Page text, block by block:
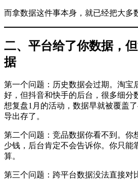
而拿数据这件事本身，就已经把大多
二、平台给了你数据，
据
第一个问题：历史数据会过期。淘宝
好，但抖音和快手的后台，很多细分
想复盘1月的活动，数据早就被覆盖
导出存了。
第二个问题：竞品数据你看不到。你
少钱，后台肯定不会告诉你。你只能
算。
第三个问题：跨平台数据没法直接对